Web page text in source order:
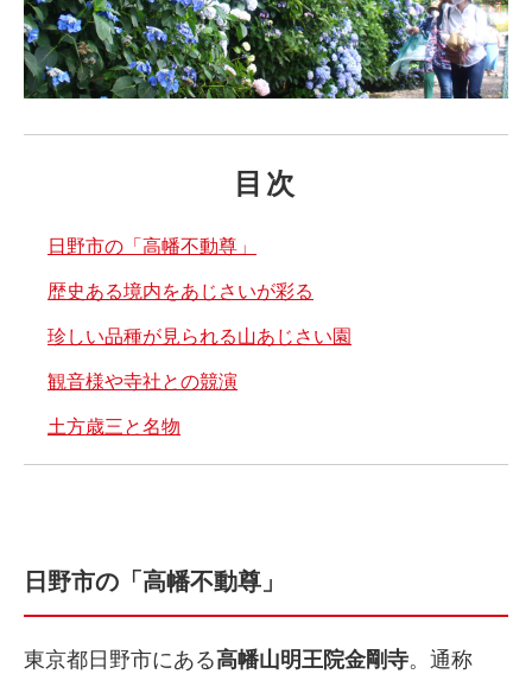
目次
日野市の「高幡不動尊」
歴史ある境内をあじさいが彩る
珍しい品種が見られる山あじさい園
観音様や寺社との競演
土方歳三と名物
日野市の「高幡不動尊」
東京都日野市にある高幡山明王院金剛寺。通称